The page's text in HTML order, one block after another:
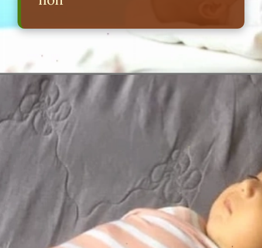
Đang mở https://erci.edu.vn/meo-giup-be-ngu-dem-cay-ngay